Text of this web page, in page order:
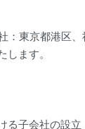
：東京都港区
します。
る子会社の設立